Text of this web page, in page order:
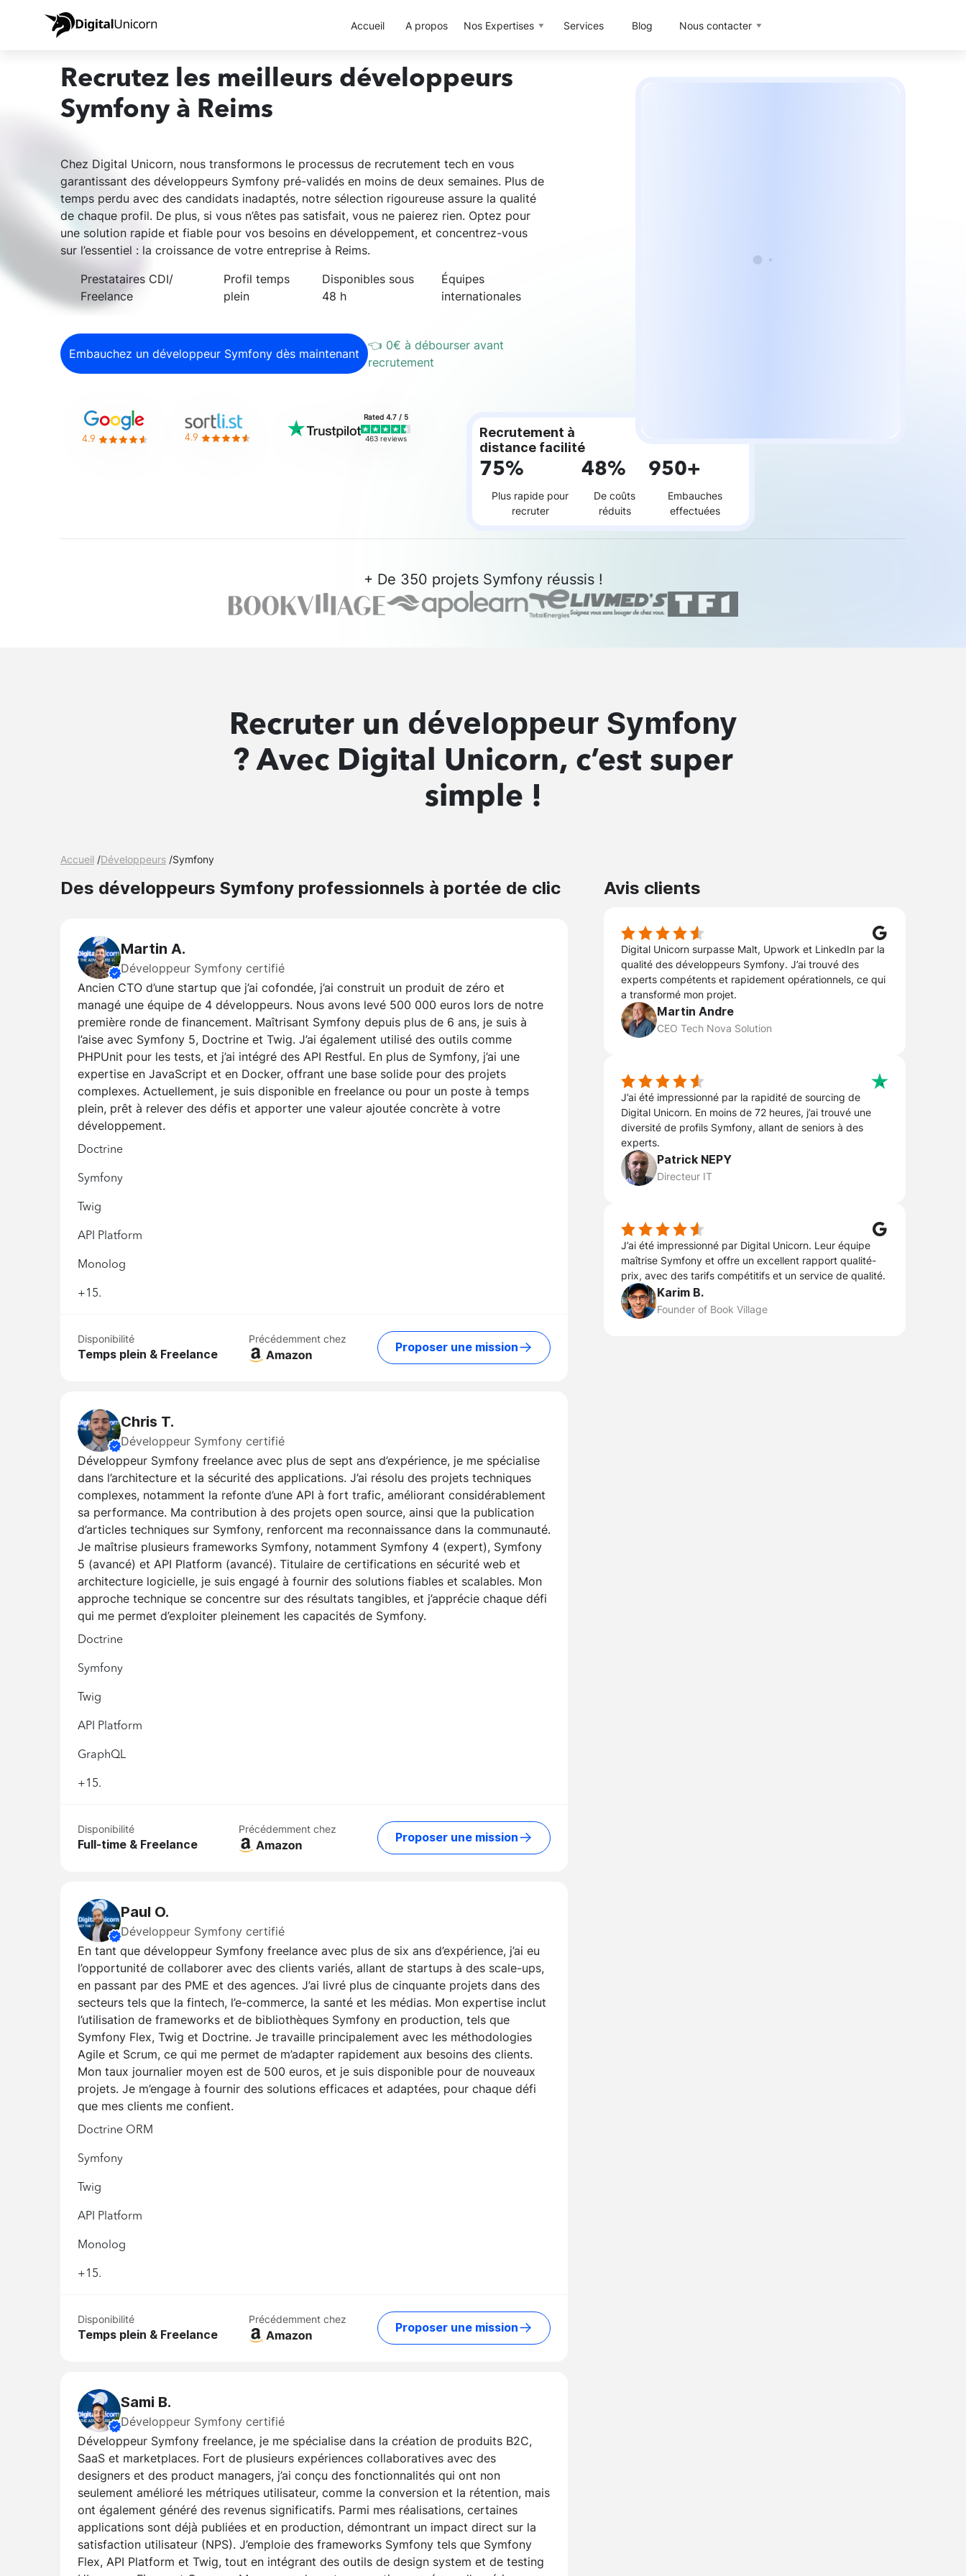
Accueil A propos Nos Expertises Services Blog Nous contacter
Recrutez les meilleurs développeurs
Symfony à Reims
Chez Digital Unicorn, nous transformons le processus de recrutement tech en vous
garantissant des développeurs Symfony pré-validés en moins de deux semaines. Plus de
temps perdu avec des candidats inadaptés, notre sélection rigoureuse assure la qualité
de chaque profil. De plus, si vous n’êtes pas satisfait, vous ne paierez rien. Optez pour
une solution rapide et fiable pour vos besoins en développement, et concentrez-vous
sur l’essentiel : la croissance de votre entreprise à Reims.
Prestataires CDI/
Freelance
Profil temps
plein
Disponibles sous
48 h
Équipes
internationales
Embauchez un développeur Symfony dès maintenant
👈 0€ à débourser avant
recrutement
4.9 4.9
Rated 4.7 / 5
463 reviews
Recrutement à
distance facilité
75%
Plus rapide pour
recruter
48%
De coûts
réduits
950+
Embauches
effectuées
+ De 350 projets Symfony réussis !
Recruter un développeur Symfony
? Avec Digital Unicorn, c’est super
simple !
Accueil /Développeurs /Symfony
Des développeurs Symfony professionnels à portée de clic
Martin A.
Développeur Symfony certifié
Ancien CTO d’une startup que j’ai cofondée, j’ai construit un produit de zéro et
managé une équipe de 4 développeurs. Nous avons levé 500 000 euros lors de notre
première ronde de financement. Maîtrisant Symfony depuis plus de 6 ans, je suis à
l’aise avec Symfony 5, Doctrine et Twig. J’ai également utilisé des outils comme
PHPUnit pour les tests, et j’ai intégré des API Restful. En plus de Symfony, j’ai une
expertise en JavaScript et en Docker, offrant une base solide pour des projets
complexes. Actuellement, je suis disponible en freelance ou pour un poste à temps
plein, prêt à relever des défis et apporter une valeur ajoutée concrète à votre
développement.
Doctrine
Symfony
Twig
API Platform
Monolog
+15.
Disponibilité
Temps plein & Freelance
Précédemment chez
Proposer une mission
Chris T.
Développeur Symfony certifié
Développeur Symfony freelance avec plus de sept ans d’expérience, je me spécialise
dans l’architecture et la sécurité des applications. J’ai résolu des projets techniques
complexes, notamment la refonte d’une API à fort trafic, améliorant considérablement
sa performance. Ma contribution à des projets open source, ainsi que la publication
d’articles techniques sur Symfony, renforcent ma reconnaissance dans la communauté.
Je maîtrise plusieurs frameworks Symfony, notamment Symfony 4 (expert), Symfony
5 (avancé) et API Platform (avancé). Titulaire de certifications en sécurité web et
architecture logicielle, je suis engagé à fournir des solutions fiables et scalables. Mon
approche technique se concentre sur des résultats tangibles, et j’apprécie chaque défi
qui me permet d’exploiter pleinement les capacités de Symfony.
Doctrine
Symfony
Twig
API Platform
GraphQL
+15.
Disponibilité
Full-time & Freelance
Précédemment chez
Proposer une mission
Paul O.
Développeur Symfony certifié
En tant que développeur Symfony freelance avec plus de six ans d’expérience, j’ai eu
l’opportunité de collaborer avec des clients variés, allant de startups à des scale-ups,
en passant par des PME et des agences. J’ai livré plus de cinquante projets dans des
secteurs tels que la fintech, l’e-commerce, la santé et les médias. Mon expertise inclut
l’utilisation de frameworks et de bibliothèques Symfony en production, tels que
Symfony Flex, Twig et Doctrine. Je travaille principalement avec les méthodologies
Agile et Scrum, ce qui me permet de m’adapter rapidement aux besoins des clients.
Mon taux journalier moyen est de 500 euros, et je suis disponible pour de nouveaux
projets. Je m’engage à fournir des solutions efficaces et adaptées, pour chaque défi
que mes clients me confient.
Doctrine ORM
Symfony
Twig
API Platform
Monolog
+15.
Disponibilité
Temps plein & Freelance
Précédemment chez
Proposer une mission
Sami B.
Développeur Symfony certifié
Développeur Symfony freelance, je me spécialise dans la création de produits B2C,
SaaS et marketplaces. Fort de plusieurs expériences collaboratives avec des
designers et des product managers, j’ai conçu des fonctionnalités qui ont non
seulement amélioré les métriques utilisateur, comme la conversion et la rétention, mais
ont également généré des revenus significatifs. Parmi mes réalisations, certaines
applications sont déjà publiées et en production, démontrant un impact direct sur la
satisfaction utilisateur (NPS). J’emploie des frameworks Symfony tels que Symfony
Flex, API Platform et Twig, tout en intégrant des outils de design system et de testing
Avis clients
Digital Unicorn surpasse Malt, Upwork et LinkedIn par la
qualité des développeurs Symfony. J’ai trouvé des
experts compétents et rapidement opérationnels, ce qui
a transformé mon projet.
Martin Andre
CEO Tech Nova Solution
J’ai été impressionné par la rapidité de sourcing de
Digital Unicorn. En moins de 72 heures, j’ai trouvé une
diversité de profils Symfony, allant de seniors à des
experts.
Patrick NEPY
Directeur IT
J’ai été impressionné par Digital Unicorn. Leur équipe
maîtrise Symfony et offre un excellent rapport qualité-
prix, avec des tarifs compétitifs et un service de qualité.
Karim B.
Founder of Book Village